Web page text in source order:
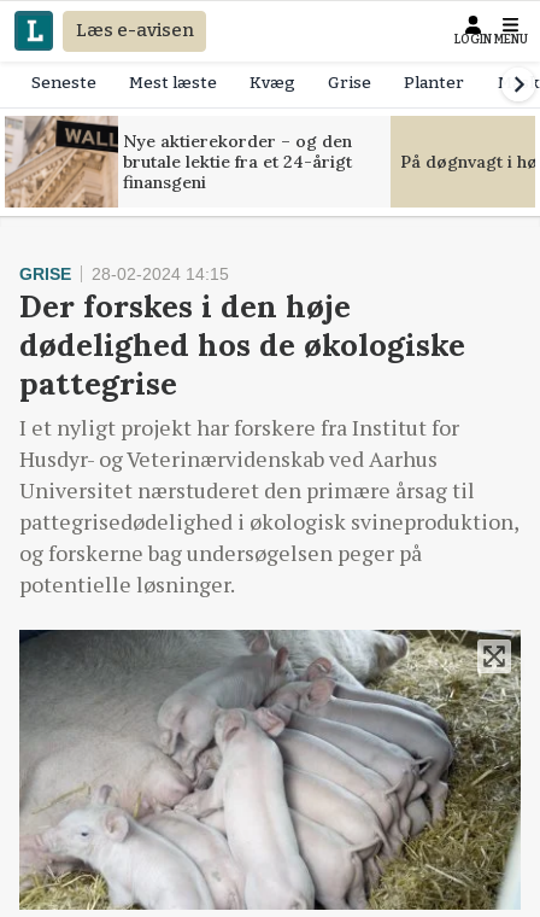
Læs e-avisen LOGIN MENU
Seneste Mest læste Kvæg Grise Planter
Nye aktierekorder – og den
brutale lektie fra et 24-årigt
finansgeni
På døgnvagt i
GRISE 28-02-2024 14:15
Der forskes i den høje
dødelighed hos de økologiske
pattegrise
I et nyligt projekt har forskere fra Institut for
Husdyr- og Veterinærvidenskab ved Aarhus
Universitet nærstuderet den primære årsag til
pattegrisedødelighed i økologisk svineproduktion,
og forskerne bag undersøgelsen peger på
potentielle løsninger.